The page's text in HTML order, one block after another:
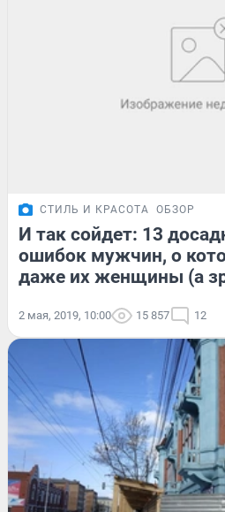
СТИЛЬ И КРАСОТА ОБЗОР
И так сойдет: 13
ошибок мужчин, о
даже их женщины (а
2 мая, 2019, 10:00 15 857 12